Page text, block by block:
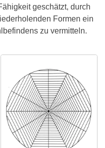
geschätzt, durch
Formen ein
zu vermitteln.